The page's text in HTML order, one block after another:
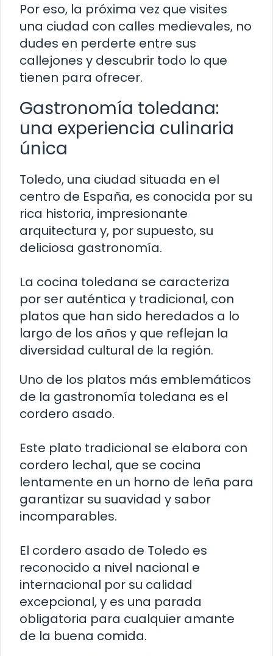
Por eso, la próxima vez que visites
una ciudad con calles medievales, no
dudes en perderte entre sus
callejones y descubrir todo lo que
tienen para ofrecer.
Gastronomía toledana:
una experiencia culinaria
única
Toledo, una ciudad situada en el
centro de España, es conocida por su
rica historia, impresionante
arquitectura y, por supuesto, su
deliciosa gastronomía.
La cocina toledana se caracteriza
por ser auténtica y tradicional, con
platos que han sido heredados a lo
largo de los años y que reflejan la
diversidad cultural de la región.
Uno de los platos más emblemáticos
de la gastronomía toledana es el
cordero asado.
Este plato tradicional se elabora con
cordero lechal, que se cocina
lentamente en un horno de leña para
garantizar su suavidad y sabor
incomparables.
El cordero asado de Toledo es
reconocido a nivel nacional e
internacional por su calidad
excepcional, y es una parada
obligatoria para cualquier amante
de la buena comida.